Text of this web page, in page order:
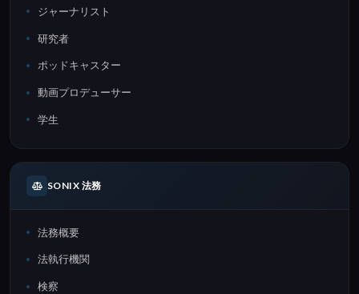
ジャーナリスト
研究者
ポッドキャスター
動画プロデューサー
学生
SONIX 法務
法務概要
法執行機関
検察